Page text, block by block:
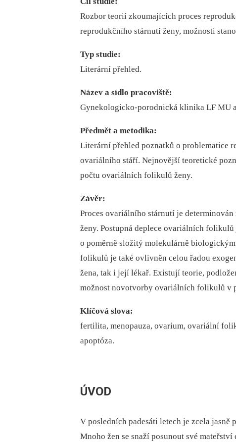
Rozbor teorií zkoumajících proces
reprodukčního stárnutí ženy, možnosti
Typ studie:
Literární přehled.
Název a sídlo pracoviště:
Gynekologicko-porodnická klinika LF MU
Předmět a metodika:
Literární přehled poznatků o problematice
ovariálního stáří. Nejnovější teoretické
počtu ovariálních folikulů ženy.
Závěr:
Proces ovariálního stárnutí je
ženy. Postupná deplece ovariálních
o poměrně složitý molekulárně
folikulů je také ovlivněn celou řadou
žena, tak i její lékař. Existují teorie,
možnost novotvorby ovariálních folikulů v
Klíčová slova:
fertilita, menopauza, ovarium, ovariální
apoptóza.
ÚVOD
V posledních padesáti letech je zcela jasně
Mnoho žen se snaží posunout své